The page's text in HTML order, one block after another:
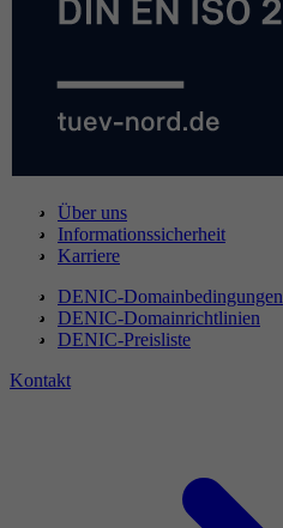
Über uns
Informationssicherheit
Karriere
DENIC-Domainbedingungen
DENIC-Domainrichtlinien
DENIC-Preisliste
Kontakt